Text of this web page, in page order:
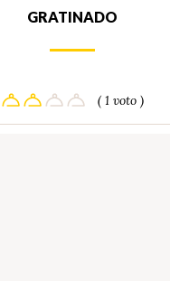
GRATINADO
( 1 voto )